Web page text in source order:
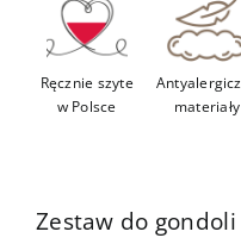
Ręcznie szyte
w Polsce
materiały
Zestaw do